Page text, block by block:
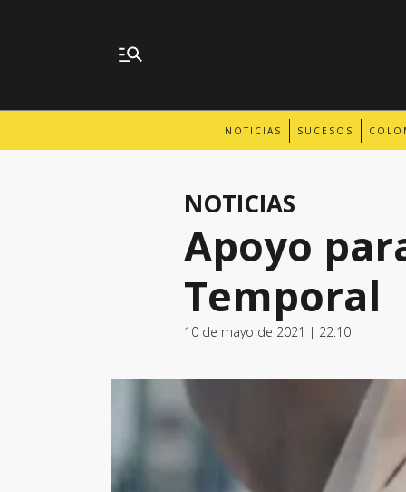
NOTICIAS SUCESOS
NOTICIAS
Apoyo
Temporal
10 de mayo de 2021 | 22:10